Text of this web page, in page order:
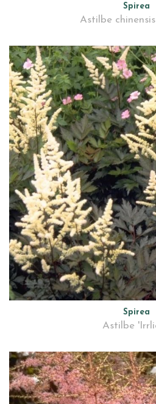
Spirea
Astilbe
Spirea
Astilbe